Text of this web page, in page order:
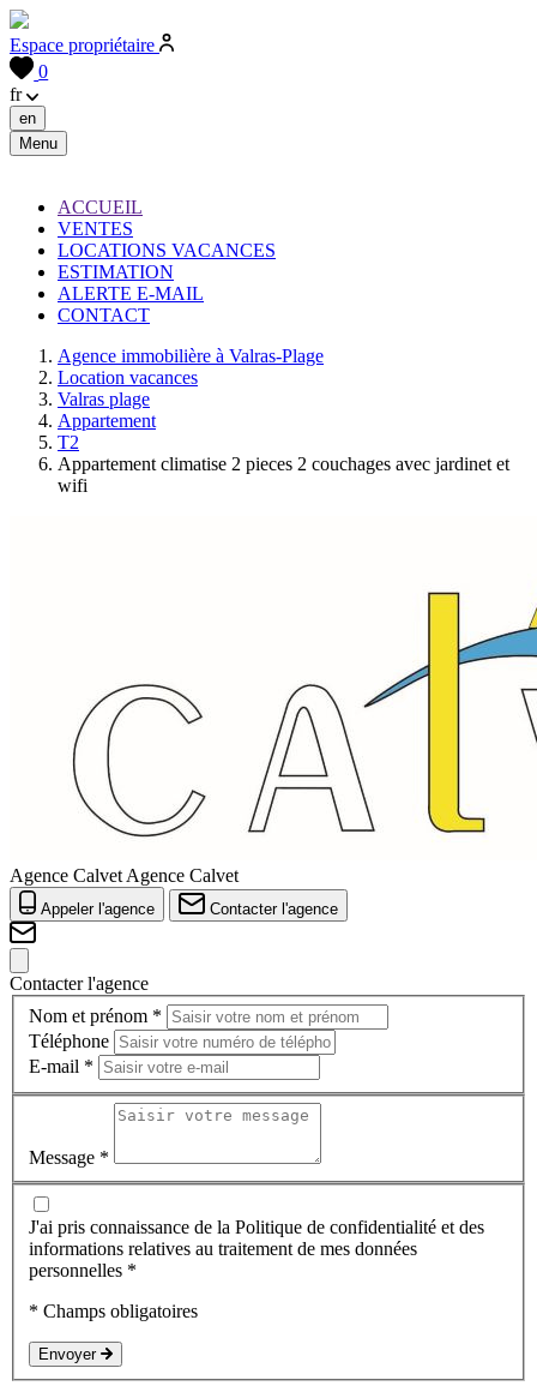
Espace propriétaire
0
fr
Menu
ACCUEIL
VENTES
LOCATIONS VACANCES
ESTIMATION
ALERTE E-MAIL
CONTACT
Agence immobilière à Valras-Plage
Location vacances
Valras plage
Appartement
T2
Appartement climatise 2 pieces 2 couchages avec jardinet et
wifi
Agence Calvet Agence Calvet
Appeler l'agence Contacter l'agence
Contacter l'agence
Nom et prénom *
Téléphone
E-mail *
Message *
J'ai pris connaissance de la Politique de confidentialité et des
informations relatives au traitement de mes données
personnelles *
* Champs obligatoires
Envoyer